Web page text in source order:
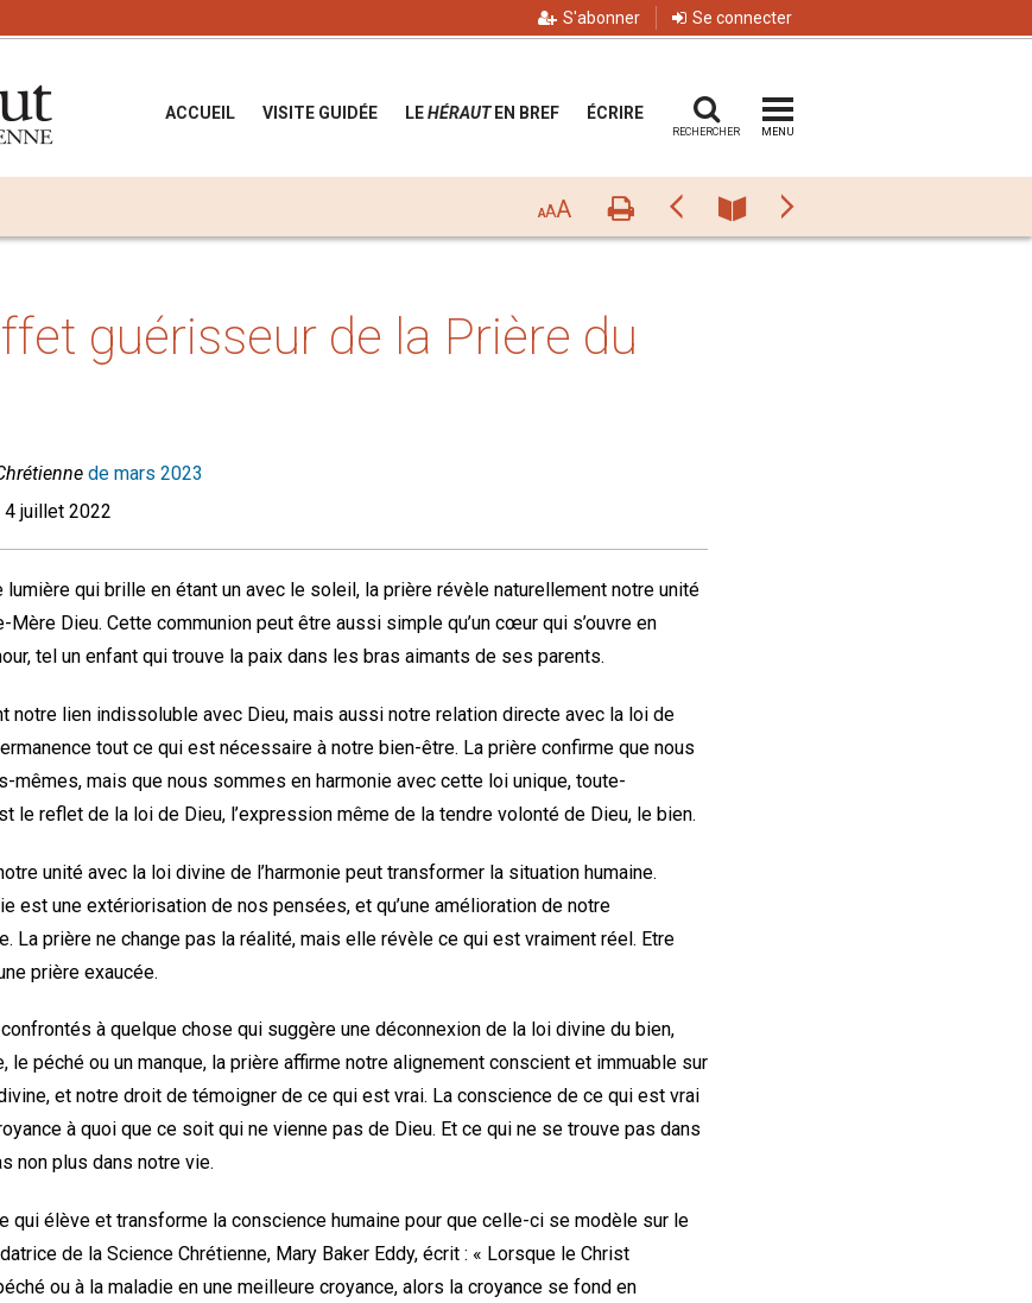
S'abonner Se connecter
ACCUEIL VISITE GUIDÉE LEHÉRAUTEN BREF ÉCRIRE
RECHERCHER MENU
AAA ImprimerPrécédantNuméroSuivant
guérisseur de la Prière du
de mars 2023
juillet 2022
lumière qui brille en étant un avec le soleil, la prière révèle naturellement notre unité
Dieu. Cette communion peut être aussi simple qu’un cœur qui s’ouvre en
tel un enfant qui trouve la paix dans les bras aimants de ses parents.
notre lien indissoluble avec Dieu, mais aussi notre relation directe avec la loi de
tout ce qui est nécessaire à notre bien-être. La prière confirme que nous
mêmes, mais que nous sommes en harmonie avec cette loi unique, toute-
le reflet de la loi de Dieu, l’expression même de la tendre volonté de Dieu, le bien.
unité avec la loi divine de l’harmonie peut transformer la situation humaine.
est une extériorisation de nos pensées, et qu’une amélioration de notre
La prière ne change pas la réalité, mais elle révèle ce qui est vraiment réel. Etre
prière exaucée.
à quelque chose qui suggère une déconnexion de la loi divine du bien,
le péché ou un manque, la prière affirme notre alignement conscient et immuable sur
et notre droit de témoigner de ce qui est vrai. La conscience de ce qui est vrai
à quoi que ce soit qui ne vienne pas de Dieu. Et ce qui ne se trouve pas dans
non plus dans notre vie.
qui élève et transforme la conscience humaine pour que celle-ci se modèle sur le
de la Science Chrétienne, Mary Baker Eddy, écrit : « Lorsque le Christ
ou à la maladie en une meilleure croyance, alors la croyance se fond en